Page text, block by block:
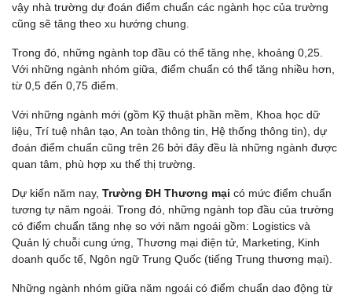
vậy nhà trường dự đoán điểm chuẩn các ngành học của trường
cũng sẽ tăng theo xu hướng chung.
Trong đó, những ngành top đầu có thể tăng nhẹ, khoảng 0,25.
Với những ngành nhóm giữa, điểm chuẩn có thể tăng nhiều hơn,
từ 0,5 đến 0,75 điểm.
Với những ngành mới (gồm Kỹ thuật phần mềm, Khoa học dữ
liệu, Trí tuệ nhân tạo, An toàn thông tin, Hệ thống thông tin), dự
đoán điểm chuẩn cũng trên 26 bởi đây đều là những ngành được
quan tâm, phù hợp xu thế thị trường.
Dự kiến năm nay, Trường ĐH Thương mại có mức điểm chuẩn
tương tự năm ngoái. Trong đó, những ngành top đầu của trường
có điểm chuẩn tăng nhẹ so với năm ngoái gồm: Logistics và
Quản lý chuỗi cung ứng, Thương mại điện tử, Marketing, Kinh
doanh quốc tế, Ngôn ngữ Trung Quốc (tiếng Trung thương mại).
Những ngành nhóm giữa năm ngoái có điểm chuẩn dao động từ